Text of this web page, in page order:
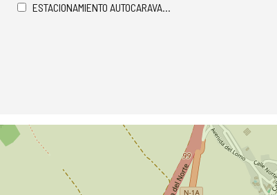
ESTACIONAMIENTO AUTOCARAVANAS